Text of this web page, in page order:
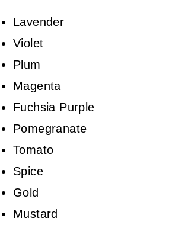
Lavender
Violet
Plum
Magenta
Fuchsia Purple
Pomegranate
Tomato
Spice
Gold
Mustard